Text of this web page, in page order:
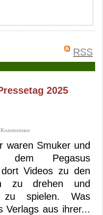
RSS
2025
waren Smuker und
dem Pegasus
Videos zu den
zu drehen und
spielen. Was
Verlags aus ihrer...